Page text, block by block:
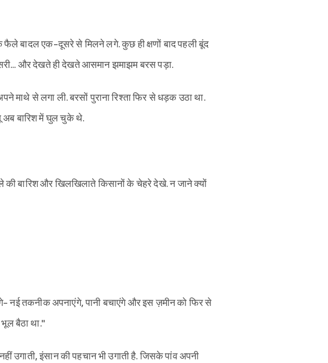
बादल एक-दूसरे से मिलने लगे. कुछ ही क्षणों बाद पहली बूंद
और देखते ही देखते आसमान झमाझम बरस पड़ा.
माथे से लगा ली. बरसों पुराना रिश्ता फिर से धड़क उठा था.
बारिश में घुल चुके थे.
की बारिश और खिलखिलाते किसानों के चेहरे देखे. न जाने क्यों
नई तकनीक अपनाएंगे, पानी बचाएंगे और इस ज़मीन को फिर से
बैठा था.''
उगाती, इंसान की पहचान भी उगाती है. जिसके पांव अपनी